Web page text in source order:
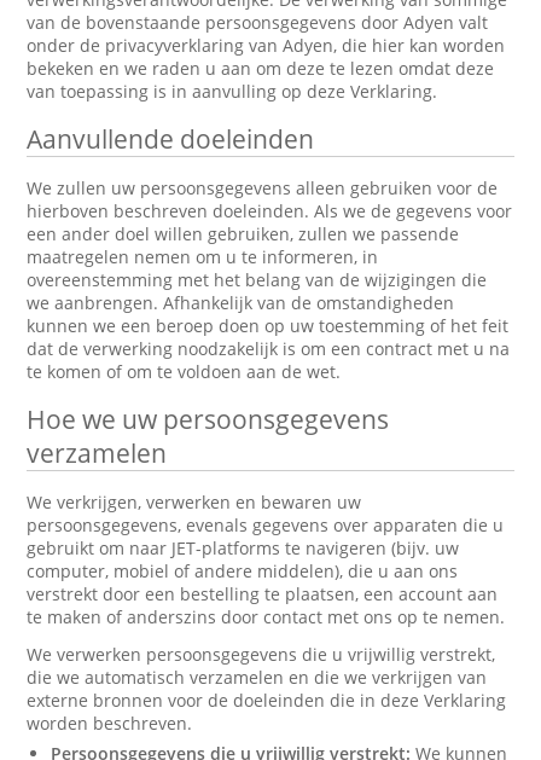
van de bovenstaande persoonsgegevens door Adyen valt
onder de privacyverklaring van Adyen, die hier kan worden
bekeken en we raden u aan om deze te lezen omdat deze
van toepassing is in aanvulling op deze Verklaring.
Aanvullende doeleinden
We zullen uw persoonsgegevens alleen gebruiken voor de
hierboven beschreven doeleinden. Als we de gegevens voor
een ander doel willen gebruiken, zullen we passende
maatregelen nemen om u te informeren, in
overeenstemming met het belang van de wijzigingen die
we aanbrengen. Afhankelijk van de omstandigheden
kunnen we een beroep doen op uw toestemming of het feit
dat de verwerking noodzakelijk is om een contract met u na
te komen of om te voldoen aan de wet.
Hoe we uw persoonsgegevens
verzamelen
We verkrijgen, verwerken en bewaren uw
persoonsgegevens, evenals gegevens over apparaten die u
gebruikt om naar JET-platforms te navigeren (bijv. uw
computer, mobiel of andere middelen), die u aan ons
verstrekt door een bestelling te plaatsen, een account aan
te maken of anderszins door contact met ons op te nemen.
We verwerken persoonsgegevens die u vrijwillig verstrekt,
die we automatisch verzamelen en die we verkrijgen van
externe bronnen voor de doeleinden die in deze Verklaring
worden beschreven.
Persoonsgegevens die u vrijwillig verstrekt: We kunnen